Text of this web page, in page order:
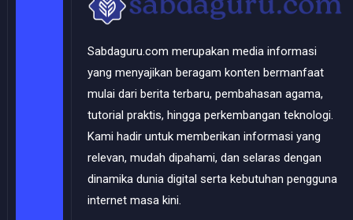
Sabdaguru.com merupakan media informasi
yang menyajikan beragam konten bermanfaat
mulai dari berita terbaru, pembahasan agama,
tutorial praktis, hingga perkembangan teknologi.
Kami hadir untuk memberikan informasi yang
relevan, mudah dipahami, dan selaras dengan
dinamika dunia digital serta kebutuhan pengguna
internet masa kini.